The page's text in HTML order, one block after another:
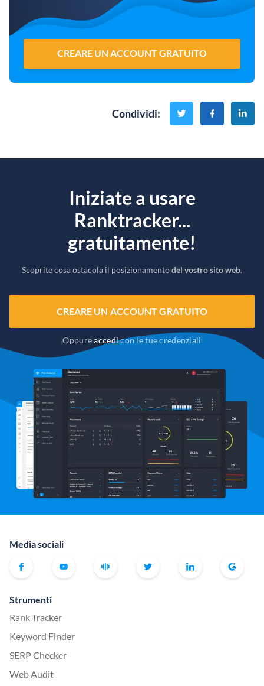
CREARE UN ACCOUNT GRATUITO
Condividi:
Iniziate a usare
Ranktracker...
gratuitamente!
Scoprite cosa ostacola il posizionamentodel vostro sito web.
CREARE UN ACCOUNT GRATUITO
Oppureaccedicon le tue credenziali
Media sociali
Strumenti
Rank Tracker
Keyword Finder
SERP Checker
Web Audit